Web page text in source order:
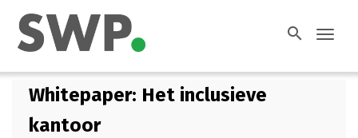
search
Whitepaper: Het inclusieve
kantoor